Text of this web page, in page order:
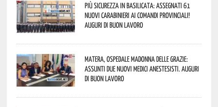
Più sicurezza in Basilicata: assegnati 61
nuovi Carabinieri ai Comandi provinciali!
Auguri di buon lavoro
Matera, Ospedale Madonna delle Grazie:
assunti due nuovi medici anestesisti. Auguri
di buon lavoro